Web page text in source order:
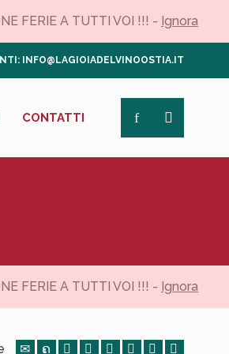
FERIE A TUTTI VOI !!! - Ignora
INFO@LAGIOIADELVINOOSTIA.IT
CONTATTI
FERIE A TUTTI VOI !!! - Ignora